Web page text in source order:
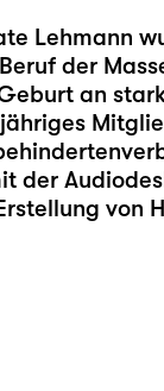
Lehmann
der
an
der
von